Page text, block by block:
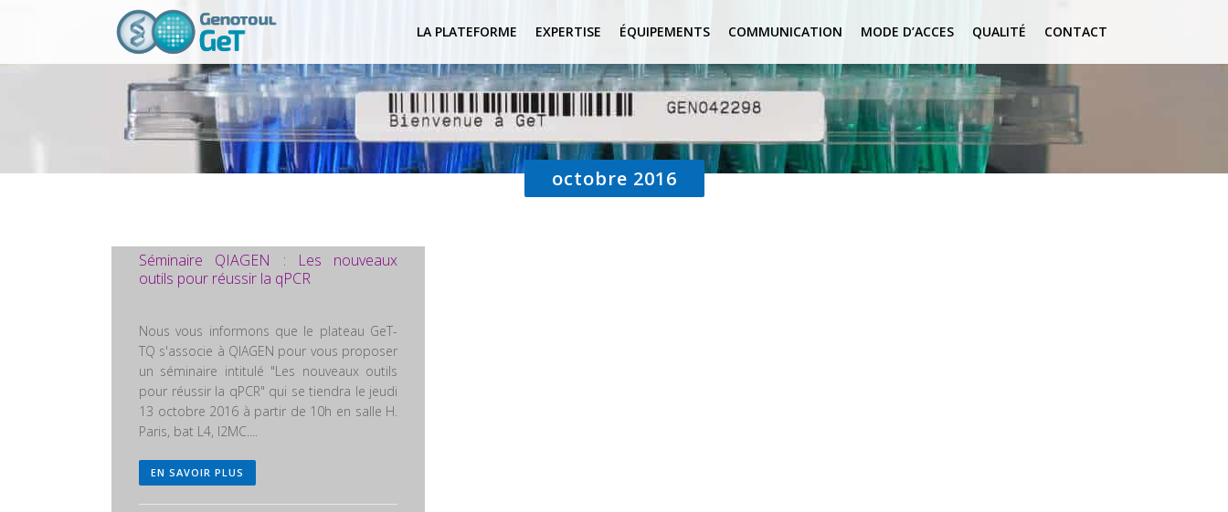
LA PLATEFORME EXPERTISE ÉQUIPEMENTS COMMUNICATION MODE D’ACCES QUALITÉ CONTACT
octobre 2016
Séminaire QIAGEN : Les nouveaux
outils pour réussir la qPCR
Nous vous informons que le plateau GeT-
TQ s'associe à QIAGEN pour vous proposer
un séminaire intitulé "Les nouveaux outils
pour réussir la qPCR" qui se tiendra le jeudi
13 octobre 2016 à partir de 10h en salle H.
Paris, bat L4, I2MC....
EN SAVOIR PLUS